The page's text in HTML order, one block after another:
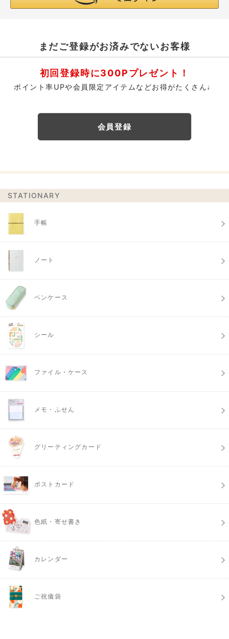
まだご登録がお済みでないお客様
初回登録時に300Pプレゼント！
ポイント率UPや会員限定アイテムなどお得がたくさん♩
会員登録
STATIONARY
手帳
ノート
ペンケース
シール
ファイル・ケース
メモ・ふせん
グリーティングカード
ポストカード
色紙・寄せ書き
カレンダー
ご祝儀袋